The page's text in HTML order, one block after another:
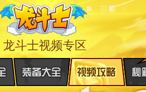
龙斗士视频专区